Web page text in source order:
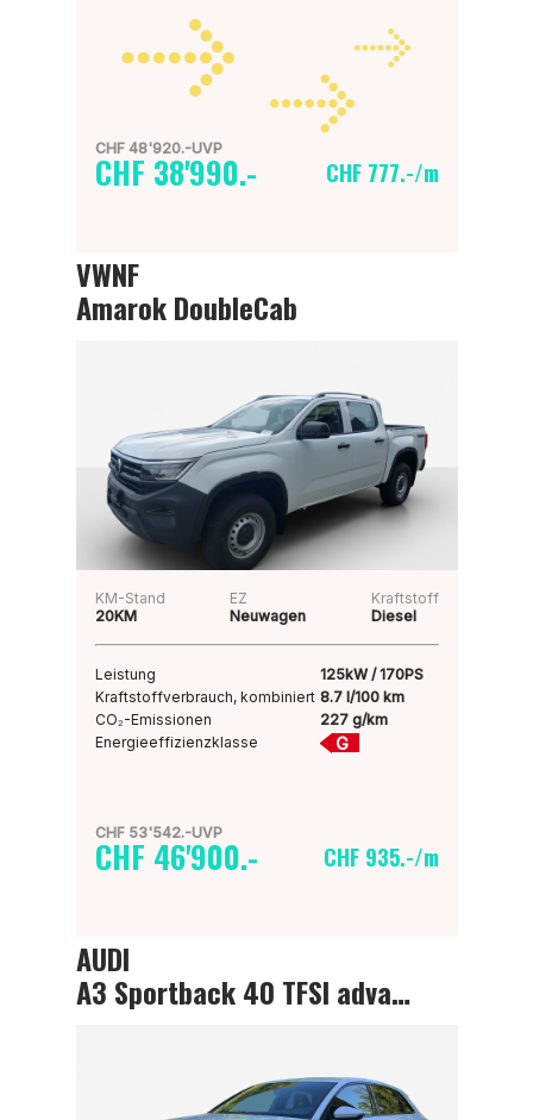
CHF 48'920.-UVP
CHF 38'990.- CHF 777.-/m
VWNF
Amarok DoubleCab
KM-Stand
20KM
EZ
Neuwagen
Kraftstoff
Diesel
Leistung
125kW / 170PS
Kraftstoffverbrauch, kombiniert 8.7 l/100 km
CO₂-Emissionen
227 g/km
Energieeffizienzklasse
G
CHF 53'542.-UVP
CHF 46'900.- CHF 935.-/m
AUDI
A3 Sportback 40 TFSI advanced